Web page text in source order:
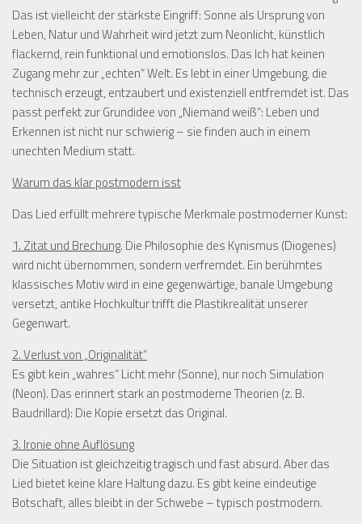
Das ist vielleicht der stärkste Eingriff: Sonne als Ursprung von
Leben, Natur und Wahrheit wird jetzt zum Neonlicht, künstlich
flackernd, rein funktional und emotionslos. Das Ich hat keinen
Zugang mehr zur „echten“ Welt. Es lebt in einer Umgebung, die
technisch erzeugt, entzaubert und existenziell entfremdet ist. Das
passt perfekt zur Grundidee von „Niemand weiß“: Leben und
Erkennen ist nicht nur schwierig – sie finden auch in einem
unechten Medium statt.
Warum das klar postmodern isst
Das Lied erfüllt mehrere typische Merkmale postmoderner Kunst:
1. Zitat und Brechung. Die Philosophie des Kynismus (Diogenes)
wird nicht übernommen, sondern verfremdet. Ein berühmtes
klassisches Motiv wird in eine gegenwärtige, banale Umgebung
versetzt, antike Hochkultur trifft die Plastikrealität unserer
Gegenwart.
2. Verlust von „Originalität“
Es gibt kein „wahres“ Licht mehr (Sonne), nur noch Simulation
(Neon). Das erinnert stark an postmoderne Theorien (z. B.
Baudrillard): Die Kopie ersetzt das Original.
3. Ironie ohne Auflösung
Die Situation ist gleichzeitig tragisch und fast absurd. Aber das
Lied bietet keine klare Haltung dazu. Es gibt keine eindeutige
Botschaft, alles bleibt in der Schwebe – typisch postmodern.